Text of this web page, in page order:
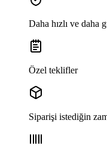
Daha hızlı ve daha
Özel teklifler
Siparişi istediğin